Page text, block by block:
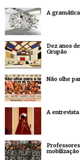
A
Dez anos
Grupão
Não olhe
A